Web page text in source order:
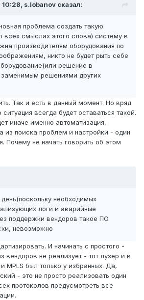
s.lobanov сказал:
проблема создать такую
всех смыслах этого слова) систему в
производителям оборудования по
никто не будет рыть себе
решение в
заменимым решениями других
Так и есть в данный момент. Но вряд
всегда будет оставаться такой.
иначе именно автоматизация,
из поиска проблем и настройки - один
Почему не начать говорить об этом
необходимых
логи и аварийные
поддержки вендоров такое ПО
невозможно
И начинать с простого -
вендоров не реализует - тот лузер и в
MPLS был только у избранных. Да,
- это не просто реализовать один
протоколов предусмотреть все